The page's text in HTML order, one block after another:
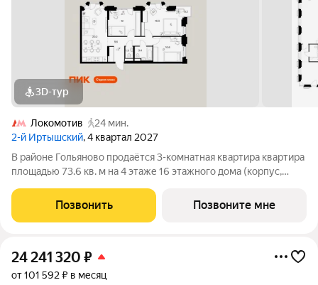
3D-тур
Локомотив
24 мин.
2-й Иртышский, 4 квартал 2027
В районе Гольяново продаётся 3-комнатная квартира квартира
площадью 73.6 кв. м на 4 этаже 16 этажного дома (корпус,
расположение 25 минут пешком до станции метро
«Черкизовская» 14 минут на автомобиле до
Позвонить Позвоните мне
24 241 320 ₽
от 101 592 ₽ в месяц